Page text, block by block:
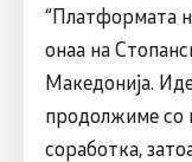
“Платформата
онаа на
Македонија.
продолжиме со
соработка,